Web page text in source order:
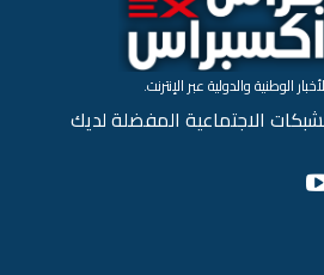
الوطنية والدولية عبر الإنترنت.
الاجتماعية المفضلة لديك